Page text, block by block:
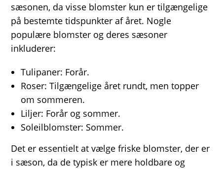
sæsonen, da visse blomster kun er tilgængelige
på bestemte tidspunkter af året. Nogle
populære blomster og deres sæsoner
inkluderer:
Tulipaner: Forår.
Roser: Tilgængelige året rundt, men topper
om sommeren.
Liljer: Forår og sommer.
Soleilblomster: Sommer.
Det er essentielt at vælge friske blomster, der er
i sæson, da de typisk er mere holdbare og